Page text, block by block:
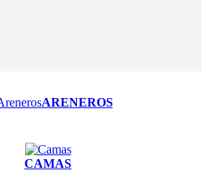
ARENEROS
CAMAS